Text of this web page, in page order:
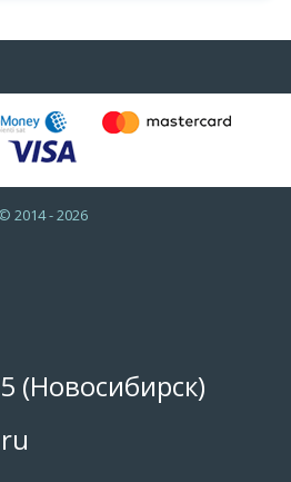
© 2014 - 2026
(Новосибирск)